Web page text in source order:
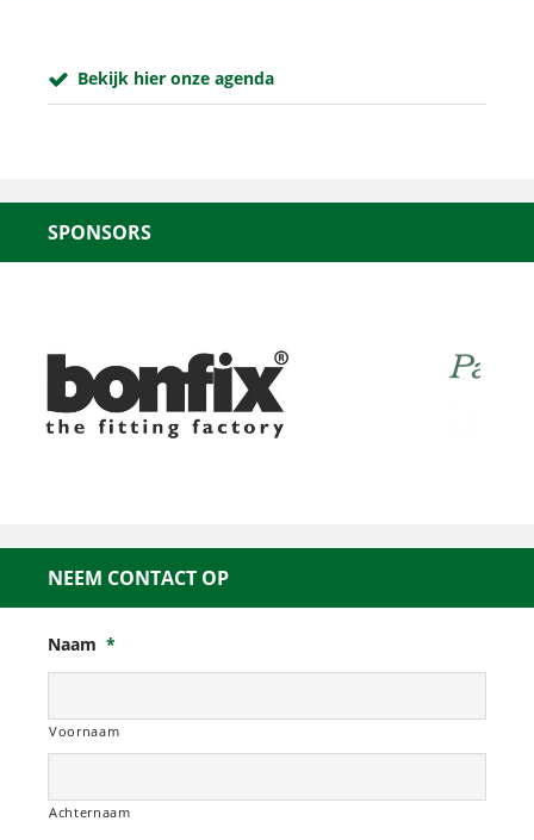
Bekijk hier onze agenda
SPONSORS
NEEM CONTACT OP
Naam *
Voornaam
Achternaam